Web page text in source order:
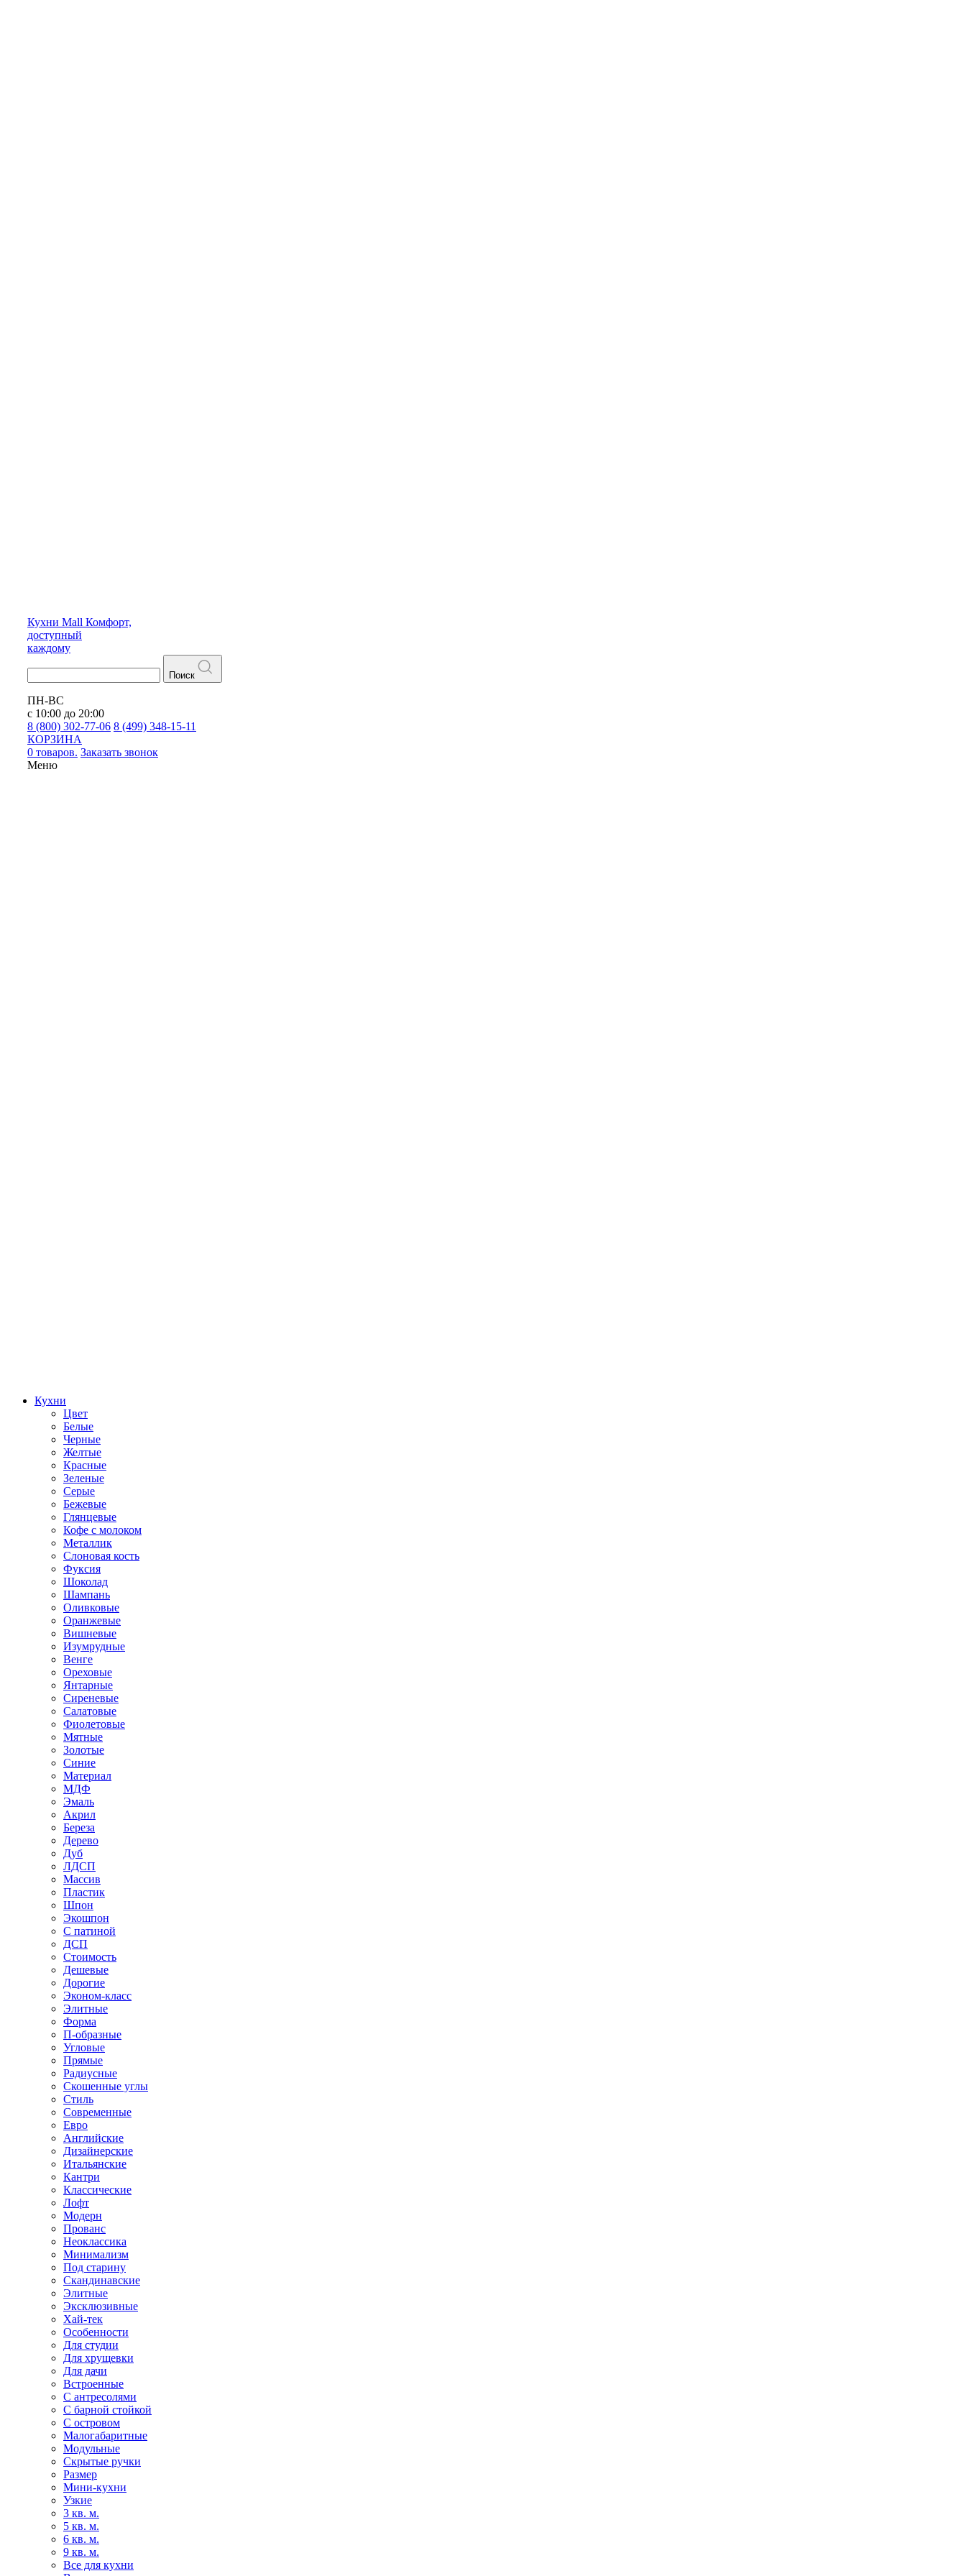
Кухни Mall Комфорт,
доступный
каждому
Поиск
ПН-ВС
с 10:00 до 20:00
8 (800) 302-77-06 8 (499) 348-15-11
КОРЗИНА
0 товаров. Заказать звонок
Меню
Кухни
Цвет
Белые
Черные
Желтые
Красные
Зеленые
Серые
Бежевые
Глянцевые
Кофе с молоком
Металлик
Слоновая кость
Фуксия
Шоколад
Шампань
Оливковые
Оранжевые
Вишневые
Изумрудные
Венге
Ореховые
Янтарные
Сиреневые
Салатовые
Фиолетовые
Мятные
Золотые
Синие
Материал
МДФ
Эмаль
Акрил
Береза
Дерево
Дуб
ЛДСП
Массив
Пластик
Шпон
Экошпон
С патиной
ДСП
Стоимость
Дешевые
Дорогие
Эконом-класс
Элитные
Форма
П-образные
Угловые
Прямые
Радиусные
Скошенные углы
Стиль
Современные
Евро
Английские
Дизайнерские
Итальянские
Кантри
Классические
Лофт
Модерн
Прованс
Неоклассика
Минимализм
Под старину
Скандинавские
Элитные
Эксклюзивные
Хай-тек
Особенности
Для студии
Для хрущевки
Для дачи
Встроенные
С антресолями
С барной стойкой
С островом
Малогабаритные
Модульные
Скрытые ручки
Размер
Мини-кухни
Узкие
3 кв. м.
5 кв. м.
6 кв. м.
9 кв. м.
Все для кухни